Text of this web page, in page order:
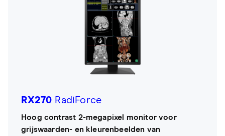
RX270 RadiForce
Hoog contrast 2-megapixel monitor voor
grijswaarden- en kleurenbeelden van